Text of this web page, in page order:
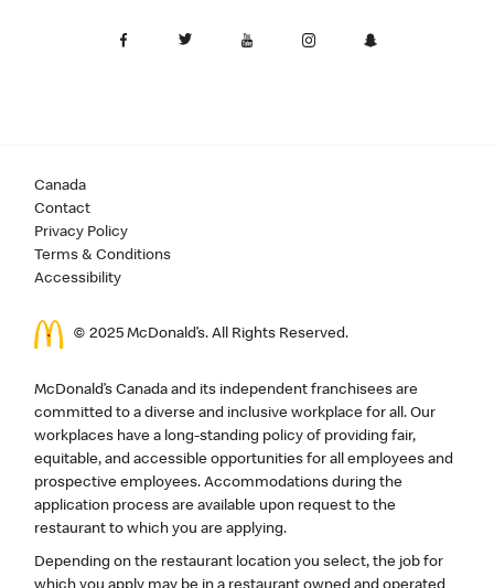
Canada
Contact
Privacy Policy
Terms & Conditions
Accessibility
© 2025 McDonald’s. All Rights Reserved.
McDonald’s Canada and its independent franchisees are
committed to a diverse and inclusive workplace for all. Our
workplaces have a long-standing policy of providing fair,
equitable, and accessible opportunities for all employees and
prospective employees. Accommodations during the
application process are available upon request to the
restaurant to which you are applying.
Depending on the restaurant location you select, the job for